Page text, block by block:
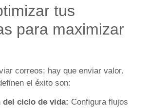
tus
para maximizar
correos; hay que enviar valor.
el éxito son:
ciclo de vida: Configura flujos